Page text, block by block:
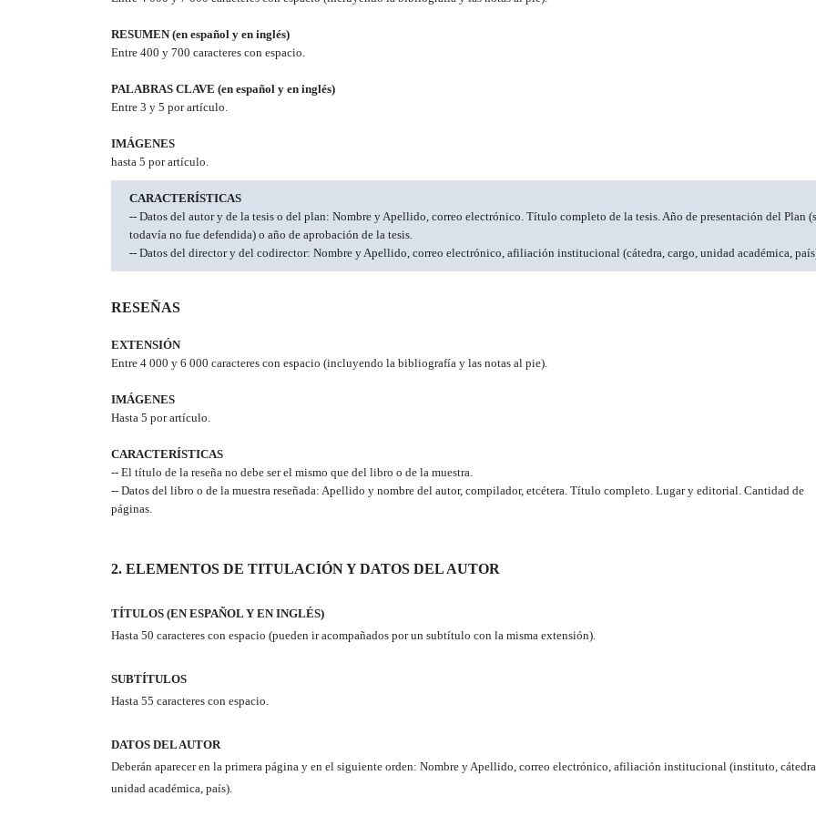
RESUMEN (en español y en inglés)
Entre 400 y 700 caracteres con espacio.
PALABRAS CLAVE (en español y en inglés)
Entre 3 y 5 por artículo.
IMÁGENES
hasta 5 por artículo.
CARACTERÍSTICAS
-- Datos del autor y de la tesis o del plan: Nombre y Apellido, correo electrónico. Título completo de la tesis. Año de presentación del Plan
todavía no fue defendida) o año de aprobación de la tesis.
-- Datos del director y del codirector: Nombre y Apellido, correo electrónico, afiliación institucional (cátedra, cargo, unidad académica,
RESEÑAS
EXTENSIÓN
Entre 4 000 y 6 000 caracteres con espacio (incluyendo la bibliografía y las notas al pie).
IMÁGENES
Hasta 5 por artículo.
CARACTERÍSTICAS
-- El título de la reseña no debe ser el mismo que del libro o de la muestra.
-- Datos del libro o de la muestra reseñada: Apellido y nombre del autor, compilador, etcétera. Título completo. Lugar y editorial. Cantidad de
páginas.
2. ELEMENTOS DE TITULACIÓN Y DATOS DEL AUTOR
TÍTULOS (EN ESPAÑOL Y EN INGLÉS)
Hasta 50 caracteres con espacio (pueden ir acompañados por un subtítulo con la misma extensión).
SUBTÍTULOS
Hasta 55 caracteres con espacio.
DATOS DEL AUTOR
Deberán aparecer en la primera página y en el siguiente orden: Nombre y Apellido, correo electrónico, afiliación institucional (instituto,
unidad académica, país).